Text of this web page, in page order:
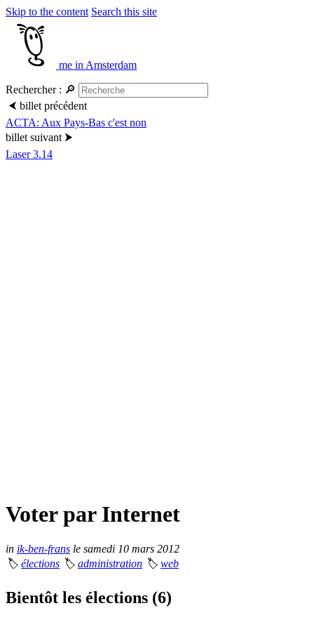
Skip to the content Search this site
me in Amsterdam
Rechercher : 🔎
⮜ billet précédent
ACTA: Aux Pays-Bas c'est non
billet suivant ⮞
Laser 3.14
Voter par Internet
in ik-ben-frans le samedi 10 mars 2012
🏷 élections 🏷 administration 🏷 web
Bientôt les élections (6)